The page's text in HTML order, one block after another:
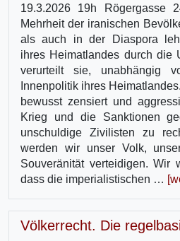
19.3.2026 19h Rögergasse
Mehrheit der iranischen
als auch in der Diaspora
ihres Heimatlandes durch die
verurteilt sie, unabhängig
Innenpolitik ihres
bewusst zensiert und
Krieg und die Sanktionen
unschuldige Zivilisten zu
werden wir unser Volk,
Souveränität verteidigen. Wir
dass die imperialistischen …
Völkerrecht. Die